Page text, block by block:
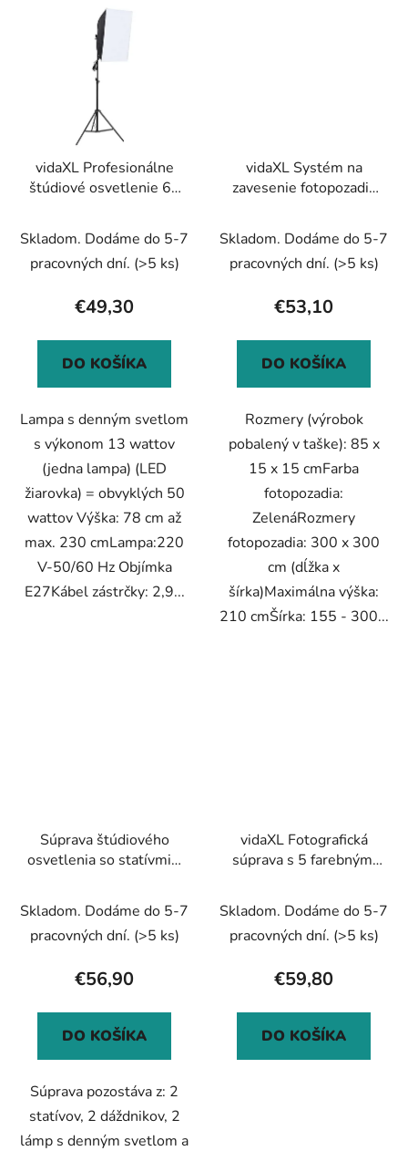
vidaXL Profesionálne
štúdiové osvetlenie 60
Skladom. Dodáme do 5-7
pracovných dní. (>5 ks)
€49,30
DO KOŠÍKA
Lampa s denným svetlom
s výkonom 13 wattov
(jedna lampa) (LED
žiarovka) = obvyklých 50
wattov Výška: 78 cm až
max. 230 cmLampa:220
V-50/60 Hz Objímka
E27Kábel zástrčky: 2,9...
vidaXL Systém na
zavesenie fotopozadia
Skladom. Dodáme do 5-7
pracovných dní. (>5 ks)
€53,10
DO KOŠÍKA
Rozmery (výrobok
pobalený v taške): 85 x
15 x 15 cmFarba
fotopozadia:
ZelenáRozmery
fotopozadia: 300 x 300
cm (dĺžka x
šírka)Maximálna výška:
210 cmŠírka: 155 - 300...
Súprava štúdiového
osvetlenia so statívmi a
Skladom. Dodáme do 5-7
pracovných dní. (>5 ks)
€56,90
DO KOŠÍKA
Súprava pozostáva z: 2
statívov, 2 dáždnikov, 2
lámp s denným svetlom a
vidaXL Fotografická
súprava s 5 farebnými
nastaviteľným rámom
Skladom. Dodáme do 5-7
pracovných dní. (>5 ks)
€59,80
DO KOŠÍKA